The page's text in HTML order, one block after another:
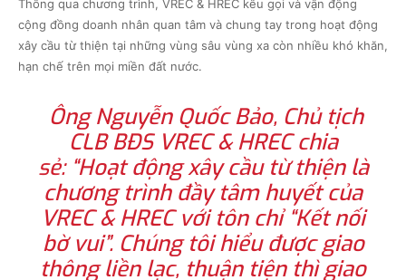
Thông qua chương trình, VREC & HREC kêu gọi và vận động
cộng đồng doanh nhân quan tâm và chung tay trong hoạt động
xây cầu từ thiện tại những vùng sâu vùng xa còn nhiều khó khăn,
hạn chế trên mọi miền đất nước.
Ông Nguyễn Quốc Bảo, Chủ tịch
CLB BĐS VREC & HREC chia
sẻ: “Hoạt động xây cầu từ thiện là
chương trình đầy tâm huyết của
VREC & HREC với tôn chỉ“Kết nối
bờ vui”. Chúng tôi hiểu được giao
thông liền lạc, thuận tiện thì giao